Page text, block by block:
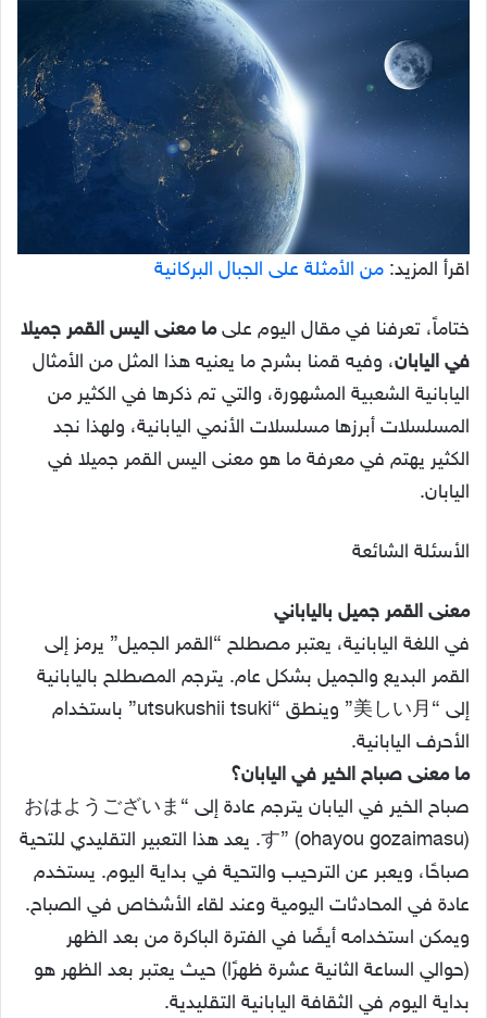
اقرأ المزيد: من الأمثلة على الجبال البركانية
ختاماً، تعرفنا في مقال اليوم علىما معنى اليس القمر جميلا
في اليابان، وفيه قمنا بشرح ما يعنيه هذا المثل من الأمثال
اليابانية الشعبية المشهورة، والتي تم ذكرها في الكثير من
المسلسلات أبرزها مسلسلات الأنمي اليابانية، ولهذا نجد
الكثير يهتم في معرفة ما هو معنى اليس القمر جميلا في
اليابان.
الأسئلة الشائعة
معنى القمر جميل بالياباني
في اللغة اليابانية، يعتبر مصطلح “القمر الجميل” يرمز إلى
القمر البديع والجميل بشكل عام. يترجم المصطلح باليابانية
إلى “美しい月” وينطق “utsukushii tsuki” باستخدام
الأحرف اليابانية.
ما معنى صباح الخير في اليابان؟
صباح الخير في اليابان يترجم عادة إلى “おはようございま
す” (ohayou gozaimasu). يعد هذا التعبير التقليدي للتحية
صباحًا، ويعبر عن الترحيب والتحية في بداية اليوم. يستخدم
عادة في المحادثات اليومية وعند لقاء الأشخاص في الصباح.
ويمكن استخدامه أيضًا في الفترة الباكرة من بعد الظهر
(حوالي الساعة الثانية عشرة ظهرًا) حيث يعتبر بعد الظهر هو
بداية اليوم في الثقافة اليابانية التقليدية.